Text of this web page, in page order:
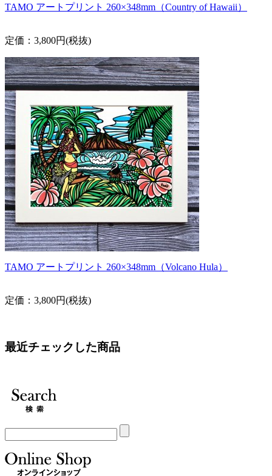
TAMO アートプリント 260×348mm（Country of Hawaii）
定価：3,800円(税抜)
TAMO アートプリント 260×348mm（Volcano Hula）
定価：3,800円(税抜)
最近チェックした商品